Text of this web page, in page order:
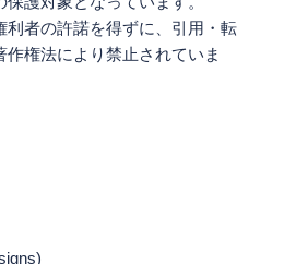
利者の許諾を得ずに、引用・転
権法により禁止されていま